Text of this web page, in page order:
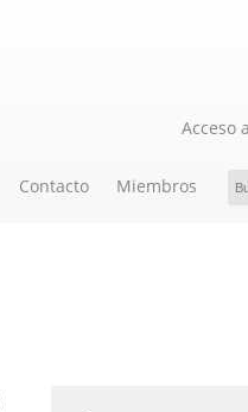
Acceso
Contacto Miembros